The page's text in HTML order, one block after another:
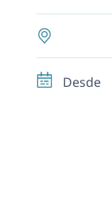
Desde